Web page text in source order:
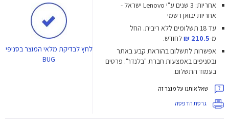
אחריות: 3 שנים ע"י Lenovo ישראל -
אחריות יבואן רשמי
עד 18 תשלומים ללא ריבית.
החל
מ-210.5 ₪
לחודש.
אפשרות לתשלום בהוראת קבע באתר
ובסניפים באמצעות חברת "בלנדר". פרטים
בעמוד התשלום.
שאל אותנו על מוצר זה
גרסת הדפסה
לחץלבדיקת מלאי המוצר בסניפי
BUG